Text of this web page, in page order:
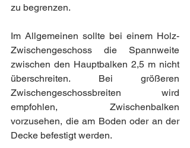
zu begrenzen.
Im Allgemeinen sollte bei einem Holz-
Zwischengeschoss die Spannweite
zwischen den Hauptbalken 2,5 m nicht
überschreiten. Bei größeren
Zwischengeschossbreiten wird
empfohlen, Zwischenbalken
vorzusehen, die am Boden oder an der
Decke befestigt werden.